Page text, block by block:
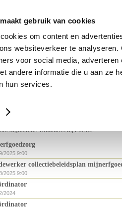
gebruik van cookies
om content en
websiteverkeer te
voor social media,
andere informatie die u aan ze
hun services.
in Vlaanderen
bij ECRU
afgesloten vacatures bij ECRU.
2025 9:00
collectiebeleidsplan
2025 9:00
2024